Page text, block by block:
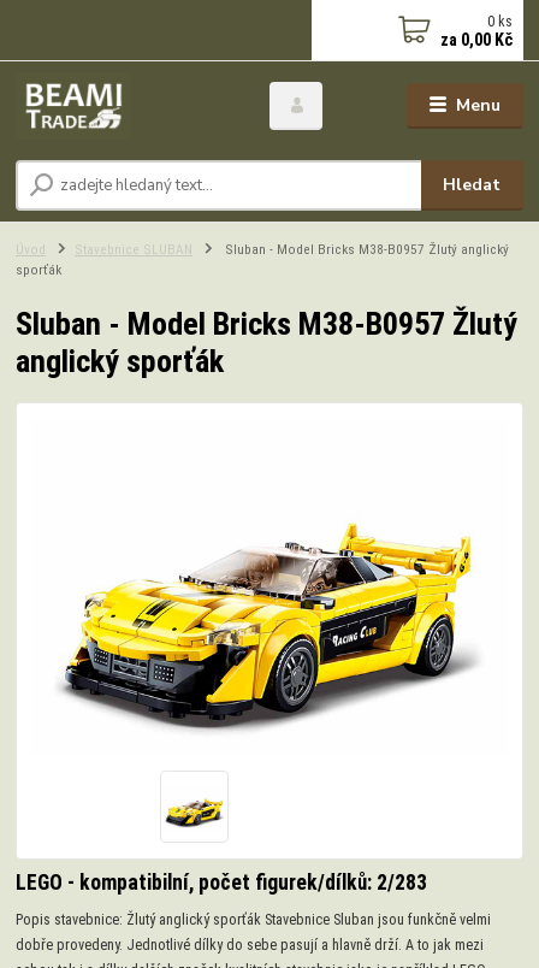
Menu
Hledat
0 ks
za 0,00 Kč
Úvod Stavebnice SLUBAN
Sluban - Model Bricks M38-B0957 Žlutý anglický
sporťák
Sluban - Model Bricks M38-B0957 Žlutý
anglický sporťák
LEGO - kompatibilní, počet figurek/dílků: 2/283
Popis stavebnice: Žlutý anglický sporťák Stavebnice Sluban jsou funkčně velmi
dobře provedeny. Jednotlivé dílky do sebe pasují a hlavně drží. A to jak mezi